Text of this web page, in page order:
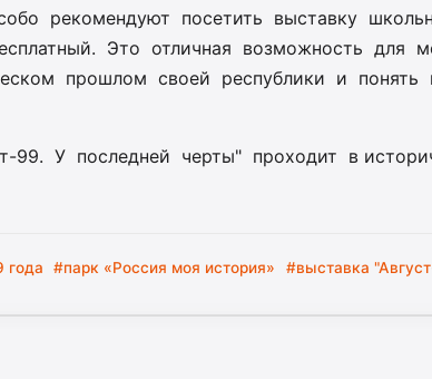
рекомендуют посетить выставку
Это отличная возможность для
прошлом своей республики и понять
99. У последней черты" проходит в
года #парк «Россия моя история» #выставка